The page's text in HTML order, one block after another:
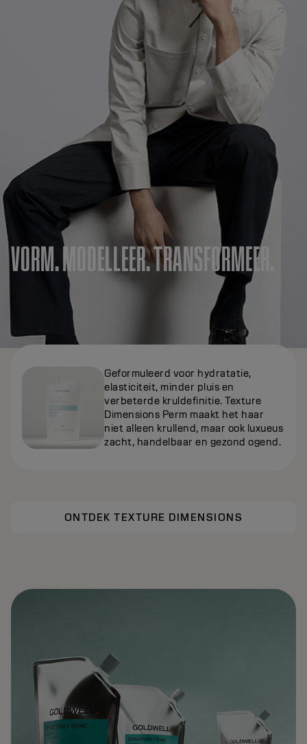
VORM. MODELLEER. TRANSFORMEER.
ONTDEK TEXTURE DIMENSIONS
Geformuleerd voor hydratatie,
elasticiteit, minder pluis en
verbeterde kruldefinitie. Texture
Dimensions Perm maakt het haar
niet alleen krullend, maar ook luxueus
zacht, handelbaar en gezond ogend.